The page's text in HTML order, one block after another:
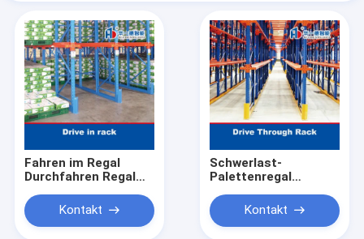
Fahren im Regal
Durchfahren Regal
Kontakt
Schwerlast-
Palettenregal
Kontakt